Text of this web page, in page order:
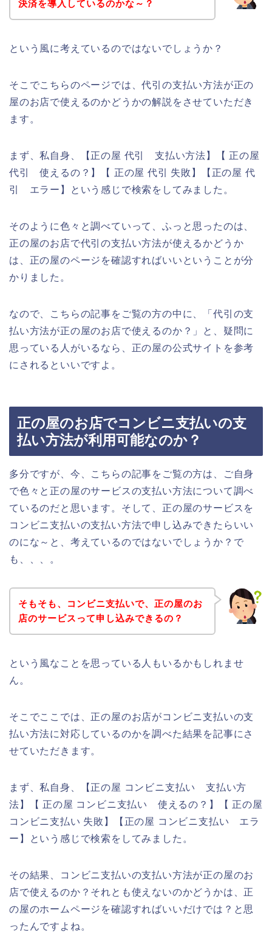
決済を導入しているのかな～？
という風に考えているのではないでしょうか？
そこでこちらのページでは、代引の支払い方法が正の
屋のお店で使えるのかどうかの解説をさせていただき
ます。
まず、私自身、【正の屋 代引 支払い方法】【 正の屋
代引 使えるの？】【 正の屋 代引 失敗】【正の屋 代
引 エラー】という感じで検索をしてみました。
そのように色々と調べていって、ふっと思ったのは、
正の屋のお店で代引の支払い方法が使えるかどうか
は、正の屋のページを確認すればいいということが分
かりました。
なので、こちらの記事をご覧の方の中に、「代引の支
払い方法が正の屋のお店で使えるのか？」と、疑問に
思っている人がいるなら、正の屋の公式サイトを参考
にされるといいですよ。
正の屋のお店でコンビニ支払いの支
払い方法が利用可能なのか？
多分ですが、今、こちらの記事をご覧の方は、ご自身
で色々と正の屋のサービスの支払い方法について調べ
ているのだと思います。そして、正の屋のサービスを
コンビニ支払いの支払い方法で申し込みできたらいい
のにな～と、考えているのではないでしょうか？で
も、、、。
そもそも、コンビニ支払いで、正の屋のお
店のサービスって申し込みできるの？
という風なことを思っている人もいるかもしれませ
ん。
そこでここでは、正の屋のお店がコンビニ支払いの支
払い方法に対応しているのかを調べた結果を記事にさ
せていただきます。
まず、私自身、【正の屋 コンビニ支払い 支払い方
法】【 正の屋 コンビニ支払い 使えるの？】【 正の屋
コンビニ支払い 失敗】【正の屋 コンビニ支払い エラ
ー】という感じで検索をしてみました。
その結果、コンビニ支払いの支払い方法が正の屋のお
店で使えるのか？それとも使えないのかどうかは、正
の屋のホームページを確認すればいいだけでは？と思
ったんですよね。